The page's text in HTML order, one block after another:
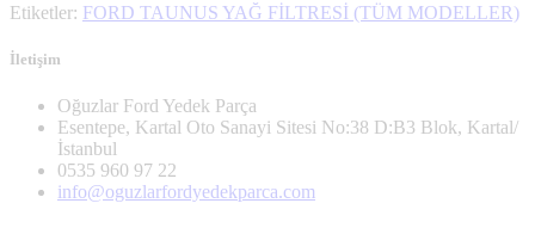
Etiketler: FORD TAUNUS YAĞ FİLTRESİ (TÜM MODELLER)
İletişim
Oğuzlar Ford Yedek Parça
Esentepe, Kartal Oto Sanayi Sitesi No:38 D:B3 Blok, Kartal/
İstanbul
0535 960 97 22
info@oguzlarfordyedekparca.com